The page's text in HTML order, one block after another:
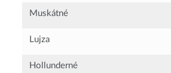
Muskátné
Lujza
Hollunderné